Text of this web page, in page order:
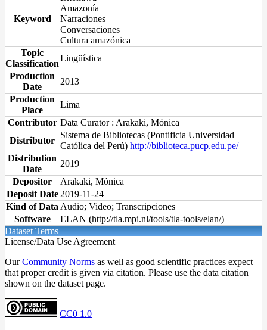
Keyword
Amazonía
Narraciones
Conversaciones
Cultura amazónica
Topic
Classification
Lingüística
Production
Date
2013
Production
Place
Lima
Contributor Data Curator : Arakaki, Mónica
Distributor
Sistema de Bibliotecas (Pontificia Universidad
Católica del Perú) http://biblioteca.pucp.edu.pe/
Distribution
Date
2019
Depositor
Arakaki, Mónica
Deposit Date 2019-11-24
Kind of Data Audio; Video; Transcripciones
Software
ELAN (http://tla.mpi.nl/tools/tla-tools/elan/)
Dataset Terms
License/Data Use Agreement
OurCommunity Norms as well as good scientific practices expect
that proper credit is given via citation. Please use the data citation
shown on the dataset page.
CC0 1.0